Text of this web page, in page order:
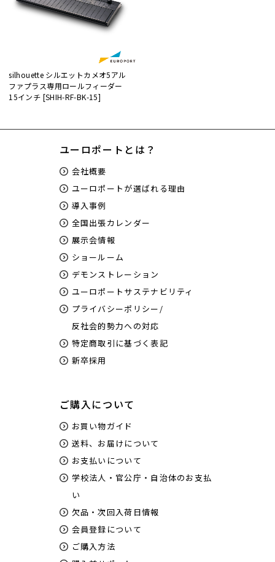
silhouette シルエットカメオ5アル
ファプラス専用ロールフィーダー
15インチ [SHIH-RF-BK-15]
ユーロポートとは？
会社概要
ユーロポートが選ばれる理由
導入事例
全国出張カレンダー
展示会情報
ショールーム
デモンストレーション
ユーロポートサステナビリティ
プライバシーポリシー/
反社会的勢力への対応
特定商取引に基づく表記
新卒採用
ご購入について
お買い物ガイド
送料、お届けについて
お支払いについて
学校法人・官公庁・自治体のお支払
い
欠品・次回入荷日情報
会員登録について
ご購入方法